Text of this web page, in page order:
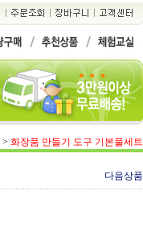
> 화장품 만들기 도구 기본풀세트
다음상품